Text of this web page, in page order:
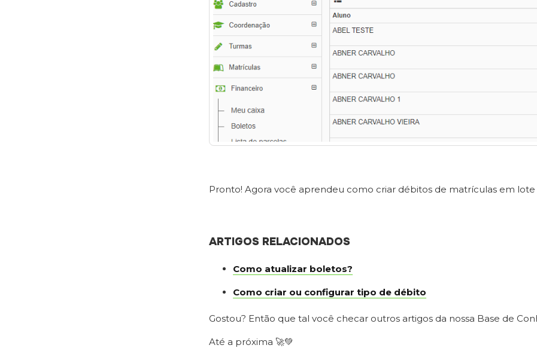
Pronto! Agora você aprendeu como criar débitos de matrículas em lote
ARTIGOS RELACIONADOS
Como atualizar boletos?
Como criar ou configurar tipo de débito
Gostou? Então que tal você checar outros artigos da nossa Base de
Até a próxima 🚀💚